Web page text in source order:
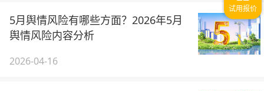
5月舆情风险有哪些方面？2026年5月
舆情风险内容分析
2026-04-16